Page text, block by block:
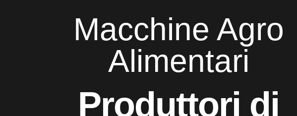
Macchine Agro
Alimentari
Produttori di